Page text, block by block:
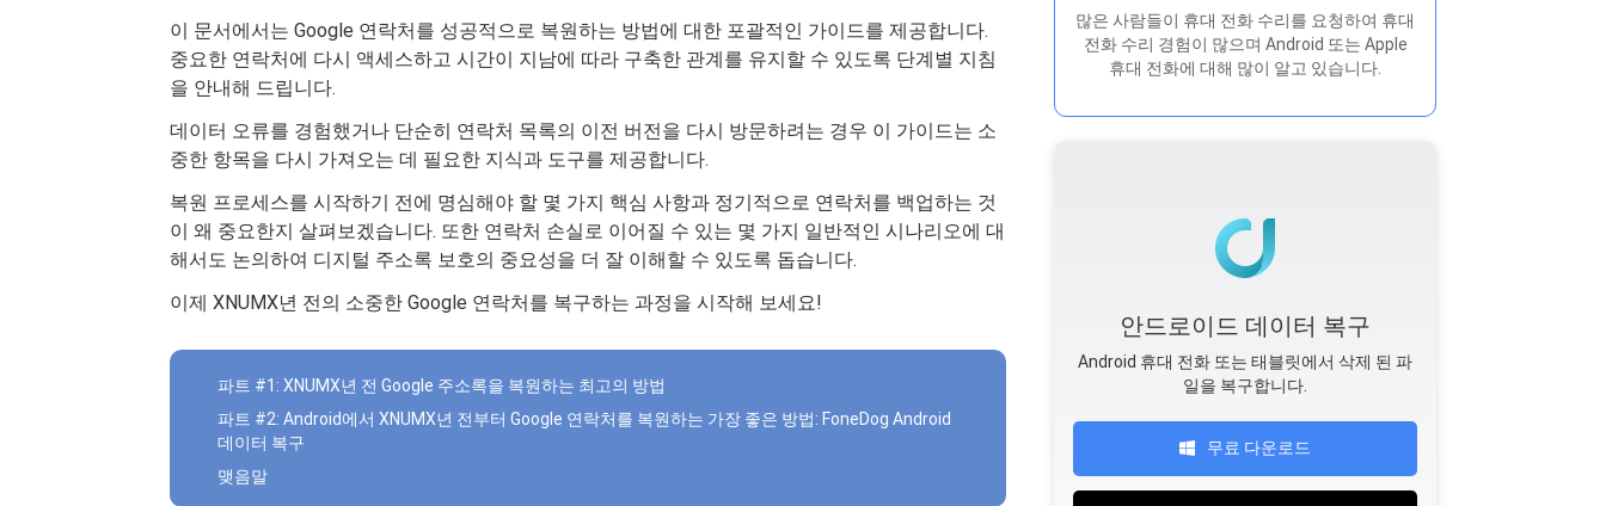
이 문서에서는 Google 연락처를 성공적으로 복원하는 방법에 대한 포괄적인 가이드를 제공합니다.
중요한 연락처에 다시 액세스하고 시간이 지남에 따라 구축한 관계를 유지할 수 있도록 단계별 지침
을 안내해 드립니다.
데이터 오류를 경험했거나 단순히 연락처 목록의 이전 버전을 다시 방문하려는 경우 이 가이드는 소
중한 항목을 다시 가져오는 데 필요한 지식과 도구를 제공합니다.
복원 프로세스를 시작하기 전에 명심해야 할 몇 가지 핵심 사항과 정기적으로 연락처를 백업하는 것
이 왜 중요한지 살펴보겠습니다. 또한 연락처 손실로 이어질 수 있는 몇 가지 일반적인 시나리오에 대
해서도 논의하여 디지털 주소록 보호의 중요성을 더 잘 이해할 수 있도록 돕습니다.
이제 XNUMX년 전의 소중한 Google 연락처를 복구하는 과정을 시작해 보세요!
파트 #1: XNUMX년 전 Google 주소록을 복원하는 최고의 방법
파트 #2: Android에서 XNUMX년 전부터 Google 연락처를 복원하는 가장 좋은 방법: FoneDog Android
데이터 복구
맺음말
많은 사람들이 휴대 전화 수리를 요청하여 휴대
전화 수리 경험이 많으며 Android 또는 Apple
휴대 전화에 대해 많이 알고 있습니다.
안드로이드 데이터 복구
Android 휴대 전화 또는 태블릿에서 삭제 된 파
일을 복구합니다.
무료 다운로드